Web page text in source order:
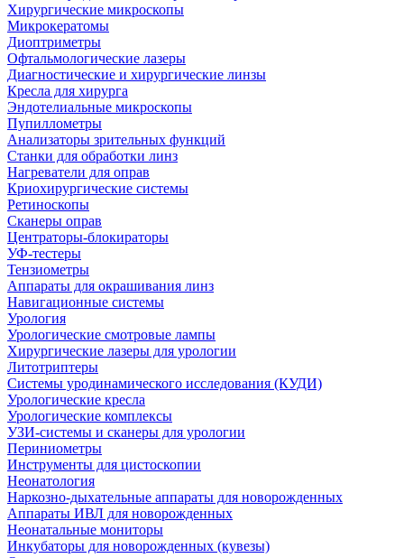
Хирургические микроскопы
Микрокератомы
Диоптриметры
Офтальмологические лазеры
Диагностические и хирургические линзы
Кресла для хирурга
Эндотелиальные микроскопы
Пупиллометры
Анализаторы зрительных функций
Станки для обработки линз
Нагреватели для оправ
Криохирургические системы
Ретиноскопы
Сканеры оправ
Центраторы-блокираторы
УФ-тестеры
Тензиометры
Аппараты для окрашивания линз
Навигационные системы
Урология
Урологические смотровые лампы
Хирургические лазеры для урологии
Литотриптеры
Системы уродинамического исследования (КУДИ)
Урологические кресла
Урологические комплексы
УЗИ-системы и сканеры для урологии
Периниометры
Инструменты для цистоскопии
Неонатология
Наркозно-дыхательные аппараты для новорожденных
Аппараты ИВЛ для новорожденных
Неонатальные мониторы
Инкубаторы для новорожденных (кувезы)